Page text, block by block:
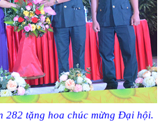
282 tặng hoa chúc mừng Đại hội.